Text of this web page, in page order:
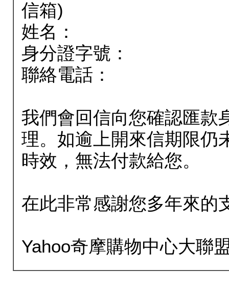
信箱)
姓名：
身分證字號：
聯絡電話：
我們會回信向您確認匯款
理。如逾上開來信期限仍
時效，無法付款給您。
在此非常感謝您多年來的
Yahoo奇摩購物中心大